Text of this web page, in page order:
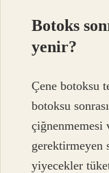
Botoks
yenir?
Çene botoksu
botoksu
çiğnenmemesi
gerektirmeyen
yiyecekler